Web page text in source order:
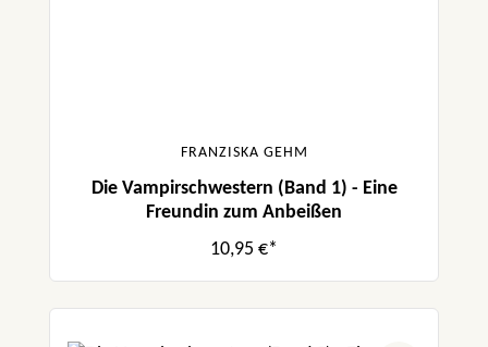
FRANZISKA GEHM
Die Vampirschwestern (Band 1) - Eine
Freundin zum Anbeißen
10,95 €*